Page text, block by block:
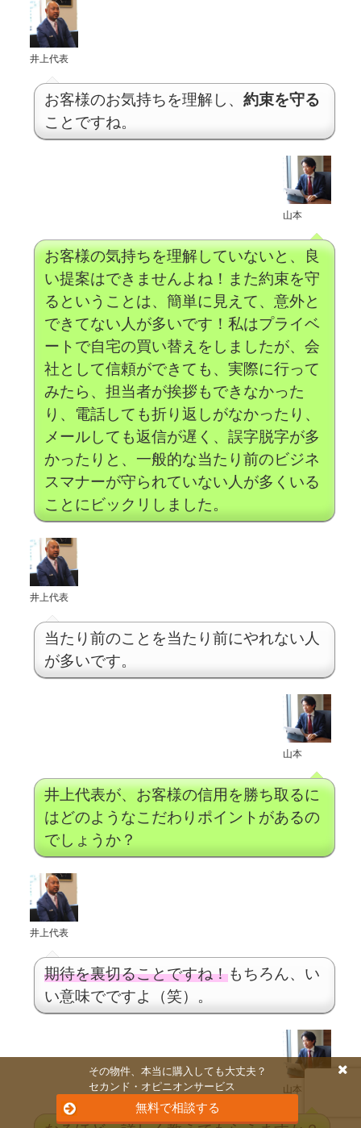
井上代表
お客様のお気持ちを理解し、 約束を守る
ことですね。
山本
お客様の気持ちを理解していないと、良
い提案はできませんよね！また約束を守
るということは、簡単に見えて、意外と
できてない人が多いです！私はプライベ
ートで自宅の買い替えをしましたが、会
社として信頼ができても、実際に行って
みたら、担当者が挨拶もできなかった
り、電話しても折り返しがなかったり、
メールしても返信が遅く、誤字脱字が多
かったりと、一般的な当たり前のビジネ
スマナーが守られていない人が多くいる
ことにビックリしました。
井上代表
当たり前のことを当たり前にやれない人
が多いです。
山本
井上代表が、お客様の信用を勝ち取るに
はどのようなこだわりポイントがあるの
でしょうか？
井上代表
期待を裏切ることですね！もちろん、い
い意味でですよ（笑）。
山本
その物件、本当に購入しても大丈夫？
セカンド・オピニオンサービス
無料で相談する